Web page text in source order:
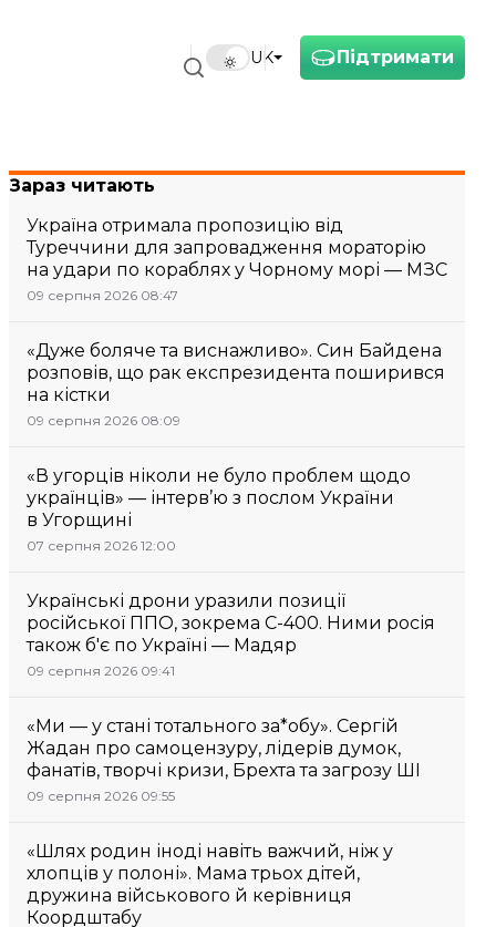
Підтримати
UK
Зараз читають
Україна отримала пропозицію від
Туреччини для запровадження мораторію
на удари по кораблях у Чорному морі — МЗС
09 серпня 2026 08:47
«Дуже боляче та виснажливо». Син Байдена
розповів, що рак експрезидента поширився
на кістки
09 серпня 2026 08:09
«В угорців ніколи не було проблем щодо
українців» — інтерв’ю з послом України
в Угорщині
07 серпня 2026 12:00
Українські дрони уразили позиції
російської ППО, зокрема С-400. Ними росія
також б'є по Україні — Мадяр
09 серпня 2026 09:41
«Ми — у стані тотального за*обу». Сергій
Жадан про самоцензуру, лідерів думок,
фанатів, творчі кризи, Брехта та загрозу ШІ
09 серпня 2026 09:55
«Шлях родин іноді навіть важчий, ніж у
хлопців у полоні». Мама трьох дітей,
дружина військового й керівниця
Коордштабу